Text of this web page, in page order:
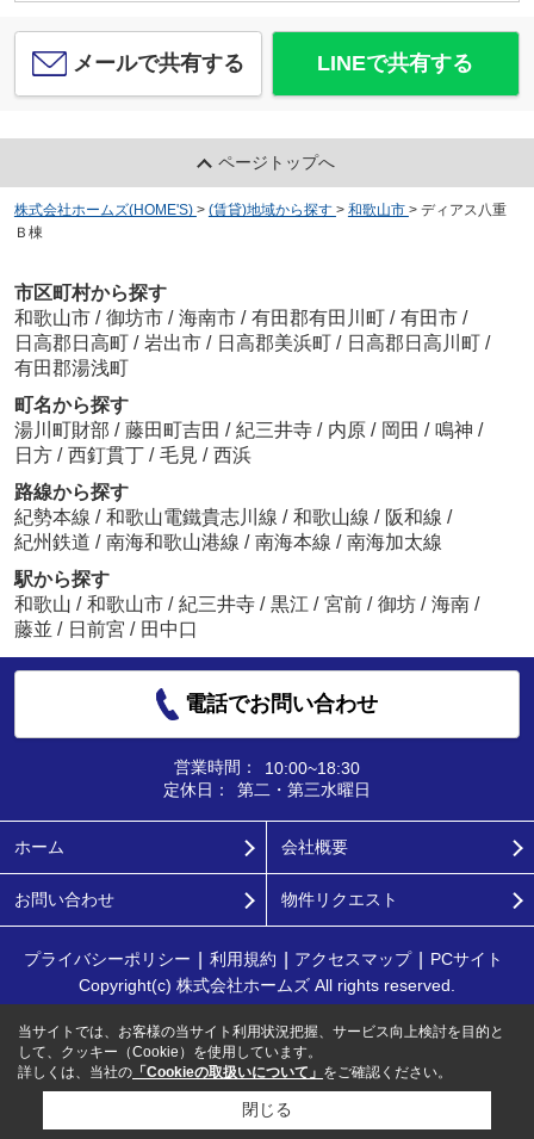
メールで共有する LINEで共有する
ページトップへ
株式会社ホームズ(HOME'S) > (賃貸)地域から探す > 和歌山市 > ディアス八重
Ｂ棟
市区町村から探す
和歌山市 / 御坊市 / 海南市 / 有田郡有田川町 / 有田市 /
日高郡日高町 / 岩出市 / 日高郡美浜町 / 日高郡日高川町 /
有田郡湯浅町
町名から探す
湯川町財部 / 藤田町吉田 / 紀三井寺 / 内原 / 岡田 / 鳴神 /
日方 / 西釘貫丁 / 毛見 / 西浜
路線から探す
紀勢本線 / 和歌山電鐵貴志川線 / 和歌山線 / 阪和線 /
紀州鉄道 / 南海和歌山港線 / 南海本線 / 南海加太線
駅から探す
和歌山 / 和歌山市 / 紀三井寺 / 黒江 / 宮前 / 御坊 / 海南 /
藤並 / 日前宮 / 田中口
電話でお問い合わせ
営業時間：
10:00~18:30
定休日：
第二・第三水曜日
ホーム 会社概要
お問い合わせ 物件リクエスト
プライバシーポリシー 利用規約 アクセスマップ
PCサイト
Copyright(c) 株式会社ホームズ All rights reserved.
当サイトでは、お客様の当サイト利用状況把握、サービス向上検討を目的と
して、クッキー（Cookie）を使用しています。
詳しくは、当社の 「Cookieの取扱いについて」 をご確認ください。
閉じる